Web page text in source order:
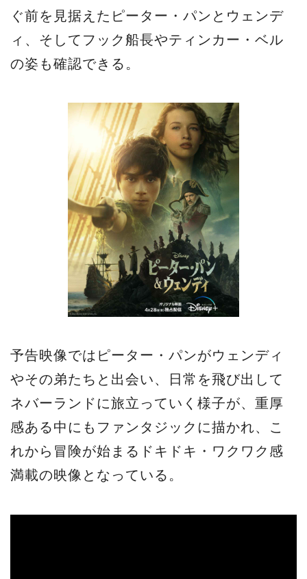
ぐ前を見据えたピーター・パンとウェンデ
ィ、そしてフック船長やティンカー・ベル
の姿も確認できる。
予告映像ではピーター・パンがウェンディ
やその弟たちと出会い、日常を飛び出して
ネバーランドに旅立っていく様子が、重厚
感ある中にもファンタジックに描かれ、こ
れから冒険が始まるドキドキ・ワクワク感
満載の映像となっている。